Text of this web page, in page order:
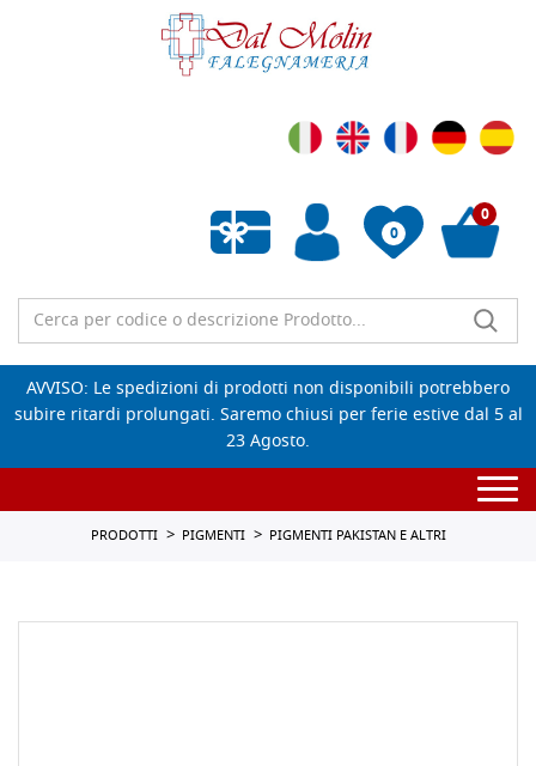
0
Wishlist vuota
0
AVVISO: Le spedizioni di prodotti non disponibili potrebbero
subire ritardi prolungati. Saremo chiusi per ferie estive dal 5 al
23 Agosto.
PRODOTTI PIGMENTI PIGMENTI PAKISTAN E ALTRI